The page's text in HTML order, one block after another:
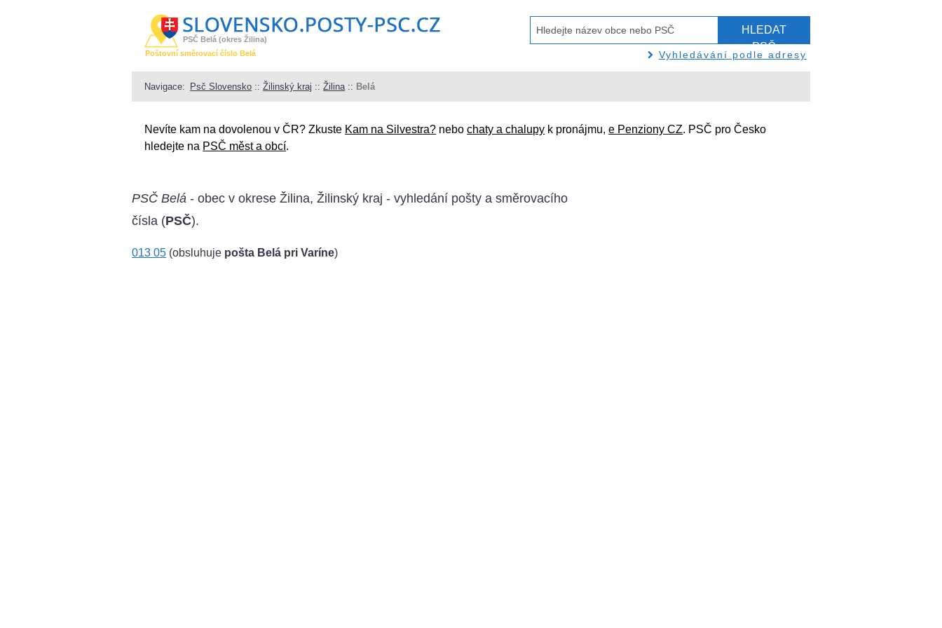
PSČ Belá (okres Žilina)
Poštovní směrovací číslo Belá
HLEDAT
PSČ
Vyhledávání podle adresy
Navigace: Psč Slovensko ::Žilinský kraj ::Žilina :: Belá
Nevíte kam na dovolenou v ČR? Zkuste Kam na Silvestra? nebochaty a chalupy k pronájmu,e Penziony CZ. PSČ pro Česko
hledejte na PSČ měst a obcí.
PSČ Belá - obec v okrese Žilina, Žilinský kraj - vyhledání pošty a směrovacího
čísla (PSČ).
013 05 (obsluhuje pošta Belá pri Varíne)